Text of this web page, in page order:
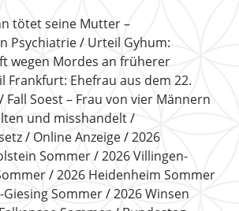
tötet seine Mutter –
Psychiatrie
Urteil Gyhum:
wegen Mordes an früherer
Frankfurt: Ehefrau aus dem 22.
Fall Soest – Frau von vier Männern
und misshandelt
Online Anzeige
2026
Sommer
2026 Villingen-
2026 Heidenheim Sommer
Sommer
2026 Winsen